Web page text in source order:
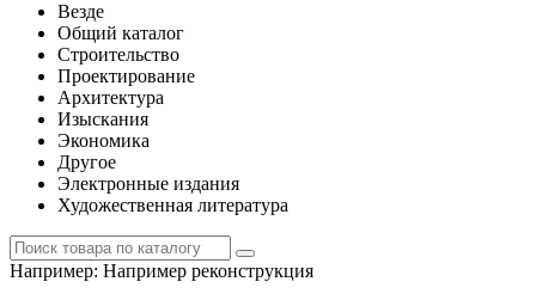
Везде
Общий каталог
Строительство
Проектирование
Архитектура
Изыскания
Экономика
Другое
Электронные издания
Художественная литература
Например: Например реконструкция